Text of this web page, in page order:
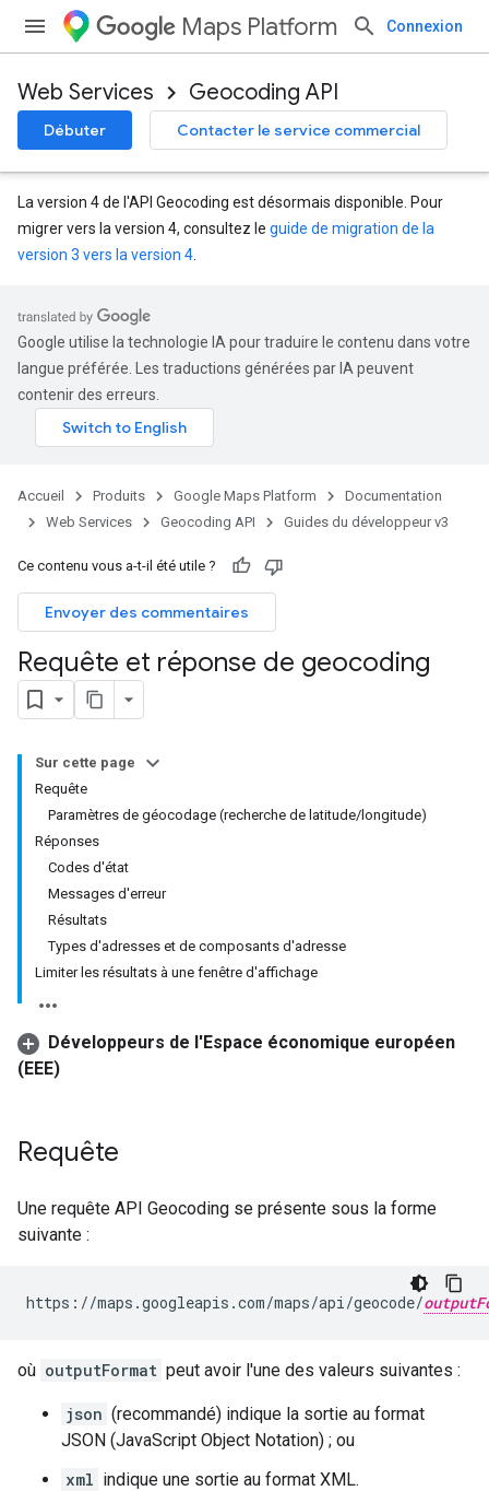
Maps Platform Connexion
Web Services Geocoding API
Débuter Contacter le service commercial
La version 4 de l'API Geocoding est désormais disponible. Pour
migrer vers la version 4, consultez le guide de migration de la
version 3 vers la version 4
Google utilise la technologie IA pour traduire le contenu dans votre
langue préférée. Les traductions générées par IA peuvent
contenir des erreurs.
Accueil Produits Google Maps Platform
Documentation
Web Services
Geocoding API Guides du développeur v3
Ce contenu vous a-t-il été utile ?
Envoyer des commentaires
Requête et réponse de geocoding
Sur cette page
Requête
Paramètres de géocodage (recherche de latitude/longitude)
Réponses
Codes d'état
Messages d'erreur
Résultats
Types d'adresses et de composants d'adresse
Limiter les résultats à une fenêtre d'affichage
Développeurs de l'Espace économique européen
(EEE)
Requête
Une requête API Geocoding se présente sous la forme
suivante :
https://maps.googleapis.com/maps/api/geocode/
où outputFormat peut avoir l'une des valeurs suivantes :
json (recommandé) indique la sortie au format
JSON (JavaScript Object Notation) ; ou
xml indique une sortie au format XML.